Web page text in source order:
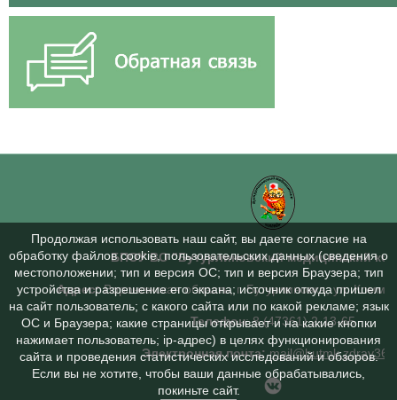
БПОУ ВО "Бутурлиновский медицинский
Адрес:Воронежская область, г. Бутурлиновка, ул.
Телефон: 8 (47361) 2-13-65
Электронная почта:
Продолжая использовать наш сайт, вы даете согласие на
обработку файлов cookie, пользовательских данных (сведения о
местоположении; тип и версия ОС; тип и версия Браузера; тип
устройства и разрешение его экрана; источник откуда пришел
на сайт пользователь; с какого сайта или по какой рекламе; язык
ОС и Браузера; какие страницы открывает и на какие кнопки
нажимает пользователь; ip-адрес) в целях функционирования
сайта и проведения статистических исследований и обзоров.
Если вы не хотите, чтобы ваши данные обрабатывались,
покиньте сайт.